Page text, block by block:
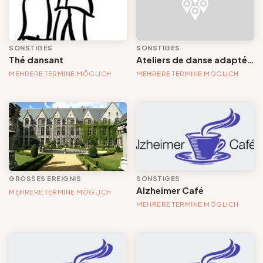
Folgen Sie uns
Gruppen und Reiseveranstalter
FR EN NL DE
Ereignis
Markt / Flohmarkt / Trödelmarkt
Musik
Praktikum, Kurs, Ausbildung und Workshop
Visite / Découverte / Patrimoine
Darstellenden Künste
SONSTIGES
Thé dansant
MEHRERE TERMINE MÖGLICH
SONSTIGES
MEHRERE TERMINE MÖGLICH
GROSSES EREIGNIS
MEHRERE TERMINE MÖGLICH
SONSTIGES
Alzheimer Café
MEHRERE TERMINE MÖGLICH